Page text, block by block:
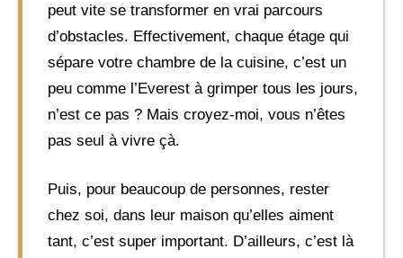
peut vite se transformer en vrai parcours
d’obstacles. Effectivement, chaque étage qui
sépare votre chambre de la cuisine, c’est un
peu comme l’Everest à grimper tous les jours,
n’est ce pas ? Mais croyez-moi, vous n’êtes
pas seul à vivre çà.
Puis, pour beaucoup de personnes, rester
chez soi, dans leur maison qu’elles aiment
tant, c’est super important. D’ailleurs, c’est là